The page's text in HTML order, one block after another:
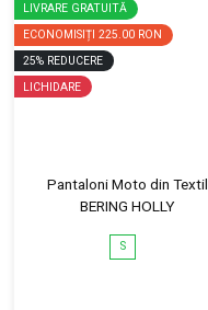
LIVRARE GRATUITĂ
ECONOMISIȚI 225.00 RON
25% REDUCERE
LICHIDARE
Pantaloni Moto din Textil
BERING HOLLY
S